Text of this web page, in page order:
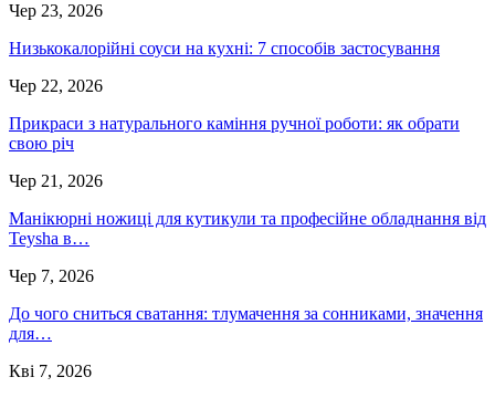
Чер 23, 2026
Низькокалорійні соуси на кухні: 7 способів застосування
Чер 22, 2026
Прикраси з натурального каміння ручної роботи: як обрати
свою річ
Чер 21, 2026
Манікюрні ножиці для кутикули та професійне обладнання від
Teysha в…
Чер 7, 2026
До чого сниться сватання: тлумачення за сонниками, значення
для…
Кві 7, 2026